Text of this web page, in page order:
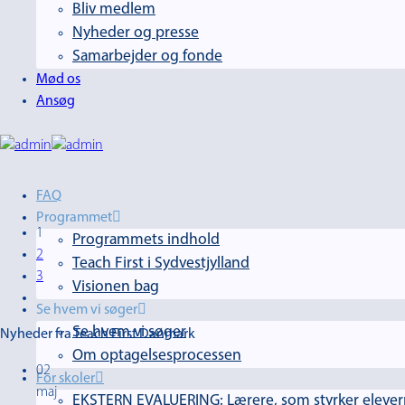
Bliv medlem
Nyheder og presse
Samarbejder og fonde
Mød os
Ansøg
FAQ
Programmet
Programmets indhold
Teach First i Sydvestjylland
Visionen bag
Se hvem vi søger
Se hvem vi søger
Om optagelsesprocessen
For skoler
EKSTERN EVALUERING: Lærere, som styrker
1
2
3
Nyheder fra Teach First Danmark
02
maj